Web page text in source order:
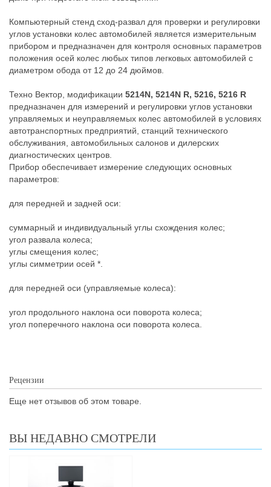
Компьютерный стенд сход-развал для проверки и регулировки
углов установки колес автомобилей является измерительным
прибором и предназначен для контроля основных параметров
положения осей колес любых типов легковых автомобилей с
диаметром обода от 12 до 24 дюймов.
Техно Вектор, модификации 5214N, 5214N R, 5216, 5216 R
предназначен для измерений и регулировки углов установки
управляемых и неуправляемых колес автомобилей в условиях
автотранспортных предприятий, станций технического
обслуживания, автомобильных салонов и дилерских
диагностических центров.
Прибор обеспечивает измерение следующих основных
параметров:
для передней и задней оси:
суммарный и индивидуальный углы схождения колес;
угол развала колеса;
углы смещения колес;
углы симметрии осей *.
для передней оси (управляемые колеса):
угол продольного наклона оси поворота колеса;
угол поперечного наклона оси поворота колеса.
Рецензии
Еще нет отзывов об этом товаре.
ВЫ НЕДАВНО СМОТРЕЛИ